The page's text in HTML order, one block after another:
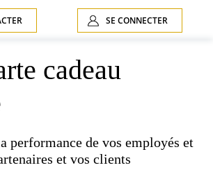
SE CONNECTER
cadeau
performance de vos employés et
et vos clients